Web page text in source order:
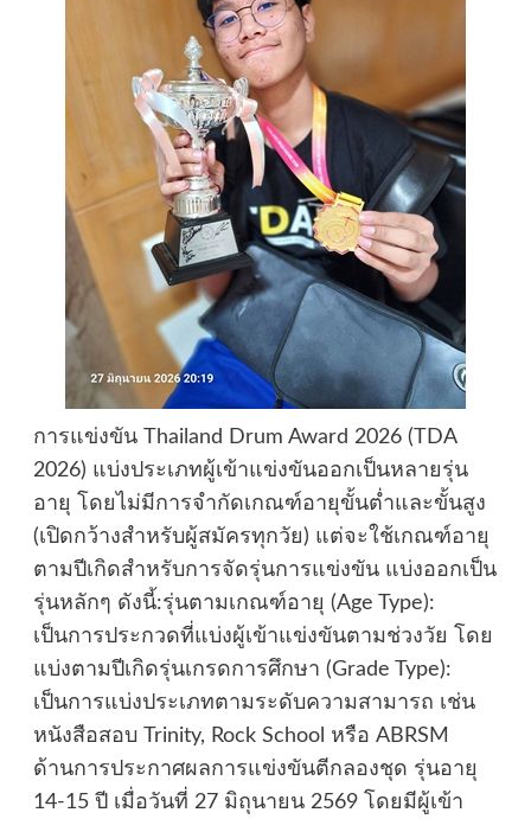
การแข่งขัน Thailand Drum Award 2026 (TDA
2026) แบ่งประเภทผู้เข้าแข่งขันออกเป็นหลายรุ่น
อายุ โดยไม่มีการจำกัดเกณฑ์อายุขั้นต่ำและขั้นสูง
(เปิดกว้างสำหรับผู้สมัครทุกวัย) แต่จะใช้เกณฑ์อายุ
ตามปีเกิดสำหรับการจัดรุ่นการแข่งขัน แบ่งออกเป็น
รุ่นหลักๆ ดังนี้:รุ่นตามเกณฑ์อายุ (Age Type):
เป็นการประกวดที่แบ่งผู้เข้าแข่งขันตามช่วงวัย โดย
แบ่งตามปีเกิดรุ่นเกรดการศึกษา (Grade Type):
เป็นการแบ่งประเภทตามระดับความสามารถ เช่น
หนังสือสอบ Trinity, Rock School หรือ ABRSM
ด้านการประกาศผลการแข่งขันตีกลองชุด รุ่นอายุ
14-15 ปี เมื่อวันที่ 27 มิถุนายน 2569 โดยมีผู้เข้า